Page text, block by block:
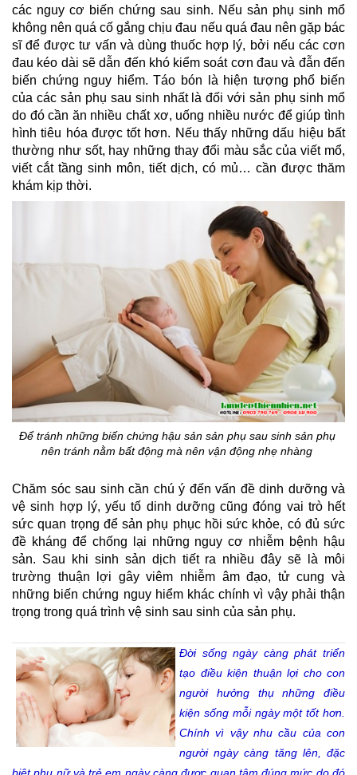
các nguy cơ biến chứng sau sinh. Nếu sản phụ sinh mổ
không nên quá cố gắng chịu đau nếu quá đau nên gặp bác
sĩ để được tư vấn và dùng thuốc hợp lý, bởi nếu các cơn
đau kéo dài sẽ dẫn đến khó kiểm soát cơn đau và đẫn đến
biến chứng nguy hiểm. Táo bón là hiện tượng phổ biến
của các sản phụ sau sinh nhất là đối với sản phụ sinh mổ
do đó cần ăn nhiều chất xơ, uống nhiều nước để giúp tình
hình tiêu hóa được tốt hơn. Nếu thấy những dấu hiệu bất
thường như sốt, hay những thay đổi màu sắc của viết mổ,
viết cắt tầng sinh môn, tiết dịch, có mủ… cần được thăm
khám kịp thời.
Để tránh những biến chứng hậu sản sản phụ sau sinh sản phụ
nên tránh nằm bất động mà nên vận động nhẹ nhàng
Chăm sóc sau sinh cần chú ý đến vấn đề dinh dưỡng và
vệ sinh hợp lý, yếu tố dinh dưỡng cũng đóng vai trò hết
sức quan trọng để sản phụ phục hồi sức khỏe, có đủ sức
đề kháng để chống lại những nguy cơ nhiễm bệnh hậu
sản. Sau khi sinh sản dịch tiết ra nhiều đây sẽ là môi
trường thuận lợi gây viêm nhiễm âm đạo, tử cung và
những biến chứng nguy hiểm khác chính vì vậy phải thận
trọng trong quá trình vệ sinh sau sinh của sản phụ.
Đời sống ngày càng phát triển
tạo điều kiện thuận lợi cho con
người hưởng thụ những điều
kiện sống mỗi ngày một tốt hơn.
Chính vì vậy nhu cầu của con
người ngày càng tăng lên, đặc